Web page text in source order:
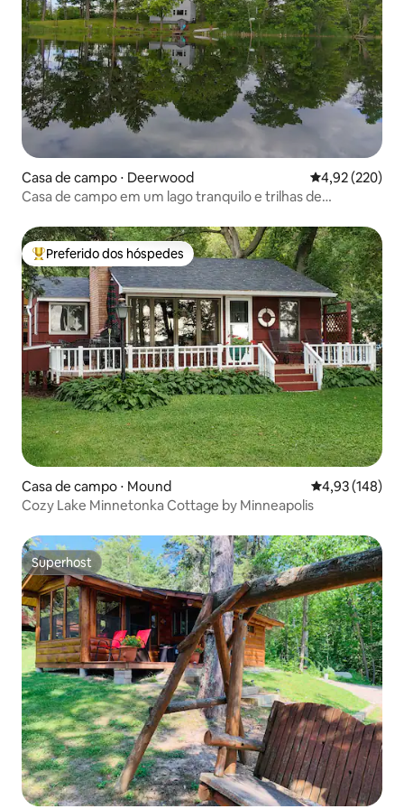
Casa de campo ⋅ Deerwood 4,92 de uma
4,92 (220)
Casa de campo em um lago tranquilo e trilhas de
Entre os melhores preferidos dos hóspedes
Preferido dos hóspedes
Casa de campo ⋅ Mound 4,93 de uma
4,93 (148)
Cozy Lake Minnetonka Cottage by Minneapolis
Superhost
Superhost